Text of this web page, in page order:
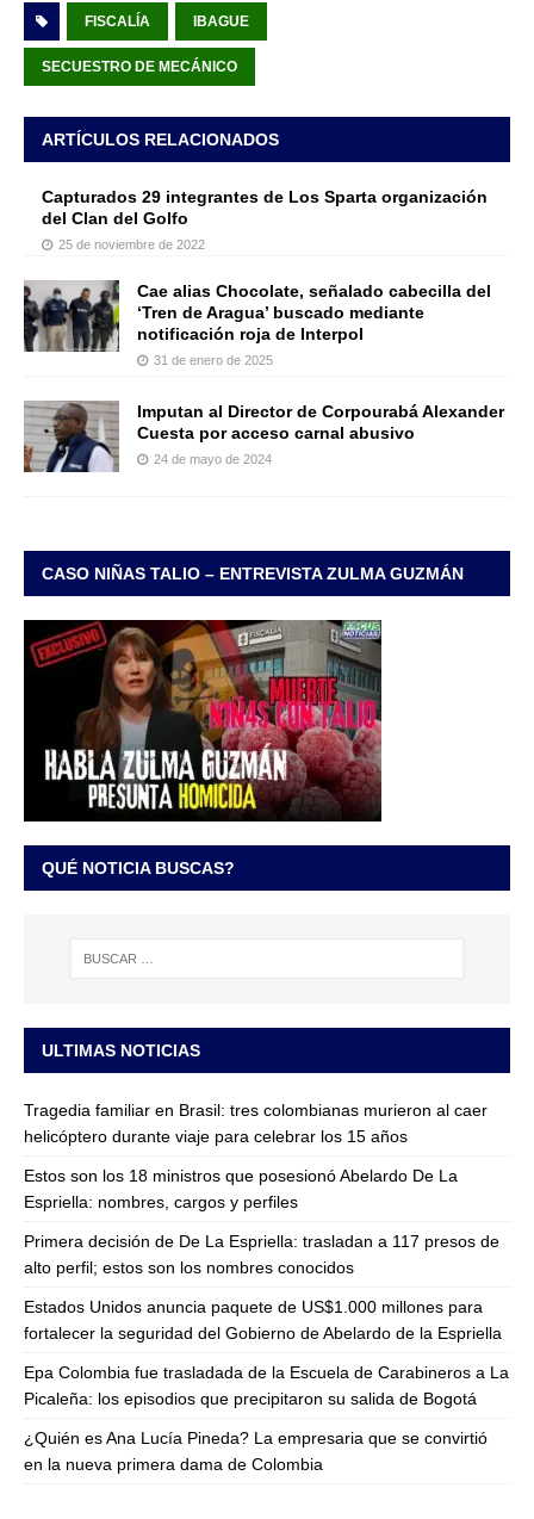
FISCALÍA IBAGUE
SECUESTRO DE MECÁNICO
ARTÍCULOS RELACIONADOS
Capturados 29 integrantes de Los Sparta organización
del Clan del Golfo
25 de noviembre de 2022
Cae alias Chocolate, señalado cabecilla del
‘Tren de Aragua’ buscado mediante
notificación roja de Interpol
31 de enero de 2025
Imputan al Director de Corpourabá Alexander
Cuesta por acceso carnal abusivo
24 de mayo de 2024
CASO NIÑAS TALIO – ENTREVISTA ZULMA GUZMÁN
QUÉ NOTICIA BUSCAS?
ULTIMAS NOTICIAS
Tragedia familiar en Brasil: tres colombianas murieron al caer
helicóptero durante viaje para celebrar los 15 años
Estos son los 18 ministros que posesionó Abelardo De La
Espriella: nombres, cargos y perfiles
Primera decisión de De La Espriella: trasladan a 117 presos de
alto perfil; estos son los nombres conocidos
Estados Unidos anuncia paquete de US$1.000 millones para
fortalecer la seguridad del Gobierno de Abelardo de la Espriella
Epa Colombia fue trasladada de la Escuela de Carabineros a La
Picaleña: los episodios que precipitaron su salida de Bogotá
¿Quién es Ana Lucía Pineda? La empresaria que se convirtió
en la nueva primera dama de Colombia